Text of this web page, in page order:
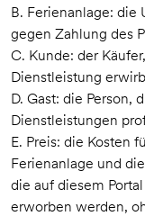
B. Ferienanlage: die
gegen Zahlung des
C. Kunde: der
Dienstleistung
D. Gast: die Person,
Dienstleistungen
E. Preis: die Kosten
Ferienanlage und
die auf diesem
erworben werden,